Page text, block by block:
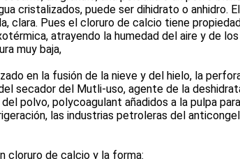
cristalizados, puede ser dihidrato o anhidro.
clara. Pues el cloruro de calcio tiene
atrayendo la humedad del aire y de los
muy baja,
en la fusión de la nieve y del hielo, la
secador del Mutli-uso, agente de la
polvo, polycoagulant añadidos a la pulpa
las industrias petroleras del
cloruro de calcio y la forma: